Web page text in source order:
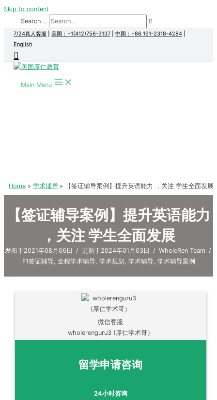
Skip to content
Search...
7/24真人客服 美国：+1(412)756-3137 中国：+86 191-2318-4284
English
Main Menu
Home 学术辅导 【签证辅导案例】提升英语能力 ，关注 学生全面发展
【签证辅导案例】提升英语能力
，关注 学生全面发展
发布于2021年08月06日 / 更新于2024年01月03日 / WholeRen Team /
F1签证辅导, 全程学术辅导, 学术规划 , 学术辅导, 学术辅导案例
微信客服
wholerenguru3 (厚仁学术哥）
留学申请咨询
24小时咨询